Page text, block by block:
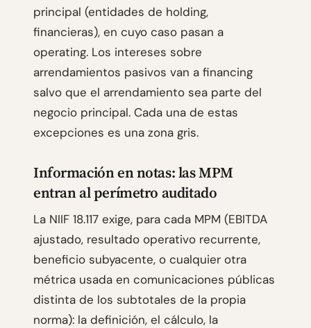
principal (entidades de holding,
financieras), en cuyo caso pasan a
operating. Los intereses sobre
arrendamientos pasivos van a financing
salvo que el arrendamiento sea parte del
negocio principal. Cada una de estas
excepciones es una zona gris.
Información en notas: las MPM
entran al perímetro auditado
La NIIF 18.117 exige, para cada MPM (EBITDA
ajustado, resultado operativo recurrente,
beneficio subyacente, o cualquier otra
métrica usada en comunicaciones públicas
distinta de los subtotales de la propia
norma): la definición, el cálculo, la